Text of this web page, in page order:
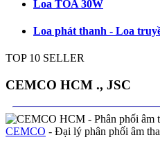
Loa TOA 30W
Loa phát thanh - Loa
TOP 10 SELLER
CEMCO HCM ., JSC
CEMCO - Đại lý phân phối âm